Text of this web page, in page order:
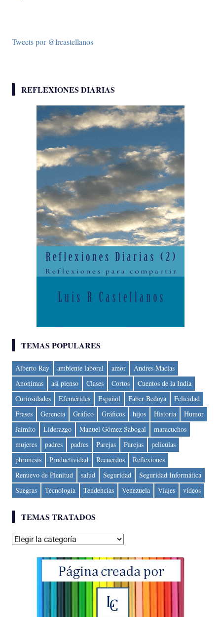
Tweets por @lrcastellanos
REFLEXIONES DIARIAS
TEMAS POPULARES
Alberto Ray ambiente laboral amor
Andres Macias
Anonimas
asi pienso Clases Cortos
Cuentos de la India
Curiosidades
Efemérides Español Faber Bedoya
Felicidad
Frases
Gerencia Gráfico Gráficos hijos Historia
Humor
Jaimito
Liderazgo Manuel Gómez Sabogal
maracuchos
mujeres
padres padres Parejas Parejas
peliculas
phronesis
Productividad Recuerdos
Reflexiones
Renuevo de Plenitud
salud Seguridad
Seguridad Informática
Suegras
Tecnología Tendencias Venezuela Viajes videos
TEMAS TRATADOS
Temas